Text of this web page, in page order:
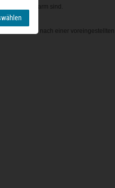
heiß oder warm sind.
Kochfeld nach einer